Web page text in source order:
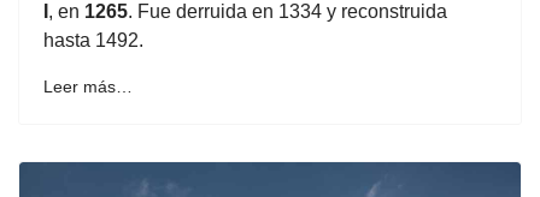
, en 1265. Fue derruida en 1334 y reconstruida
hasta 1492.
Leer más…